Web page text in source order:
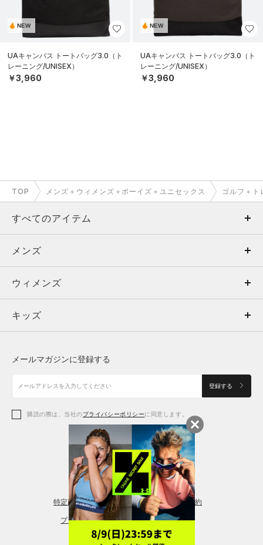
NEW
UAキャンバス トートバッグ3.0（ト
レーニング/UNISEX）
￥3,960
NEW
UAキャンバス トートバッグ3.0（ト
レーニング/UNISEX）
￥3,960
TOP メンズ＋ウィメンズ＋ボーイズ＋ユニセックス ゴルフ＋ト
すべてのアイテム
メンズ
ウィメンズ
キッズ
アクセサリー
メンズ
トップス
ボトムス
アクセサリー
ウィメンズ
トップス
シューズ
アクセサリー
レギンス＆タイツ
キッズ
シューズ
メールマガジンに登録する
登録する
購読の際は、当社のプライバシーポリシーに同意します。
特定商取引法に基づく通販の表記 会員規約
プライバシーポリシー